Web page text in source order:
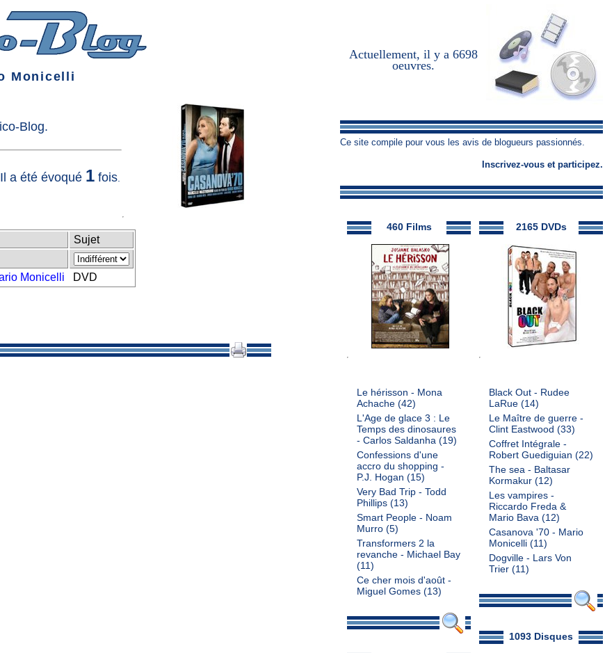
Actuellement, il y a 6698
oeuvres.
Ce site compile pour vous les avis de blogueurs passionnés.
Inscrivez-vous et participez.
2165 DVDs
Black Out - Rudee
LaRue(14)
Le Maître de guerre -
Clint Eastwood (33)
Coffret Intégrale -
Robert Guediguian (22)
The sea - Baltasar
Kormakur(12)
Les vampires -
Riccardo Freda &
Mario Bava(12)
Casanova '70 - Mario
Monicelli(11)
Dogville - Lars Von
Trier(11)
1093 Disques
460 Films
Le hérisson - Mona
Achache(42)
L'Age de glace 3 : Le
Temps des dinosaures
- Carlos Saldanha(19)
Confessions d'une
accro du shopping -
P.J. Hogan (15)
Very Bad Trip - Todd
Phillips(13)
Smart People - Noam
Murro(5)
Transformers 2 la
revanche - Michael Bay
(11)
Ce cher mois d'août -
Miguel Gomes(13)
Monicelli
Blog.
Il a été évoqué 1fois.
Sujet
Monicelli DVD